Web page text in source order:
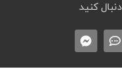
کنید